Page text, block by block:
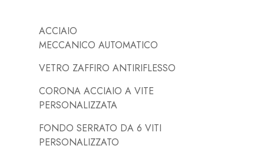
ACCIAIO
MECCANICO AUTOMATICO
VETRO ZAFFIRO ANTIRIFLESSO
CORONA ACCIAIO A VITE
PERSONALIZZATA
FONDO SERRATO DA 6 VITI
PERSONALIZZATO